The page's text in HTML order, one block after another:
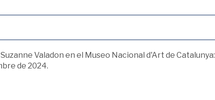
Valadon en el Museo Nacional d'Art de Catalunya:
de 2024.